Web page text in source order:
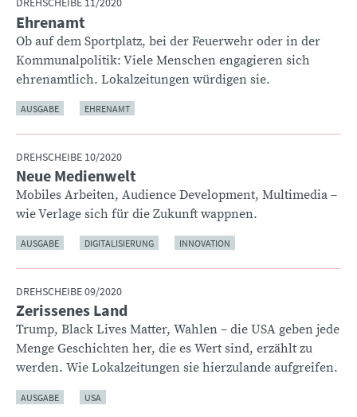
:Ehrenamt
Ob auf dem Sportplatz, bei der Feuerwehr oder in der
Kommunalpolitik: Viele Menschen engagieren sich
ehrenamtlich. Lokalzeitungen würdigen sie.
AUSGABE EHRENAMT
DREHSCHEIBE 10/2020
:Neue Medienwelt
Mobiles Arbeiten, Audience Development, Multimedia –
wie Verlage sich für die Zukunft wappnen.
AUSGABE DIGITALISIERUNG INNOVATION
DREHSCHEIBE 09/2020
:
Zerissenes Land
Trump, Black Lives Matter, Wahlen – die USA geben jede
Menge Geschichten her, die es Wert sind, erzählt zu
werden. Wie Lokalzeitungen sie hierzulande aufgreifen.
AUSGABE USA